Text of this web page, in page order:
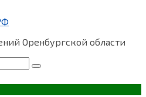
Оренбургской области